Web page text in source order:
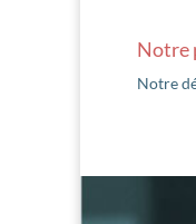
Notre
Notre